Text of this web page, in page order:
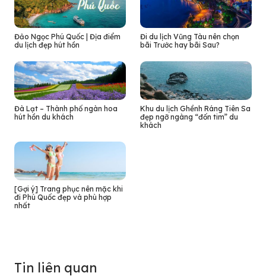
Đảo Ngọc Phú Quốc | Địa điểm
du lịch đẹp hút hồn
Đi du lịch Vũng Tàu nên chọn
bãi Trước hay bãi Sau?
Đà Lạt – Thành phố ngàn hoa
hút hồn du khách
Khu du lịch Ghềnh Ráng Tiên Sa
đẹp ngỡ ngàng “đốn tim” du
khách
[Gợi ý] Trang phục nên mặc khi
đi Phú Quốc đẹp và phù hợp
nhất
Tin liên quan